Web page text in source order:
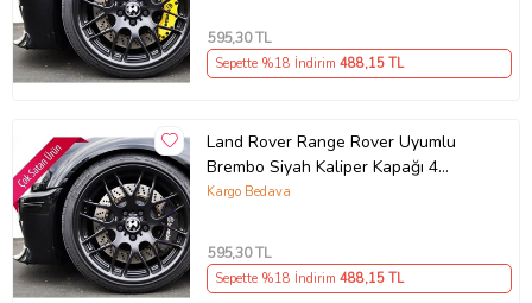
595,30 TL
Sepette %18 İndirim 488,15 TL
Land Rover Range Rover Uyumlu
Brembo Siyah Kaliper Kapağı 4
Parça Ön Arka Set (Karışık)
Kargo Bedava
595,30 TL
Sepette %18 İndirim 488,15 TL